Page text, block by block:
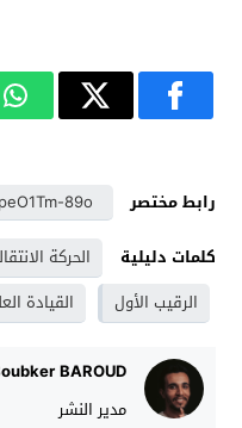
رابط مختصر
كلمات دليلية
الحركة
الرقيب الأول
القيادة
BAROUD
مدير النشر